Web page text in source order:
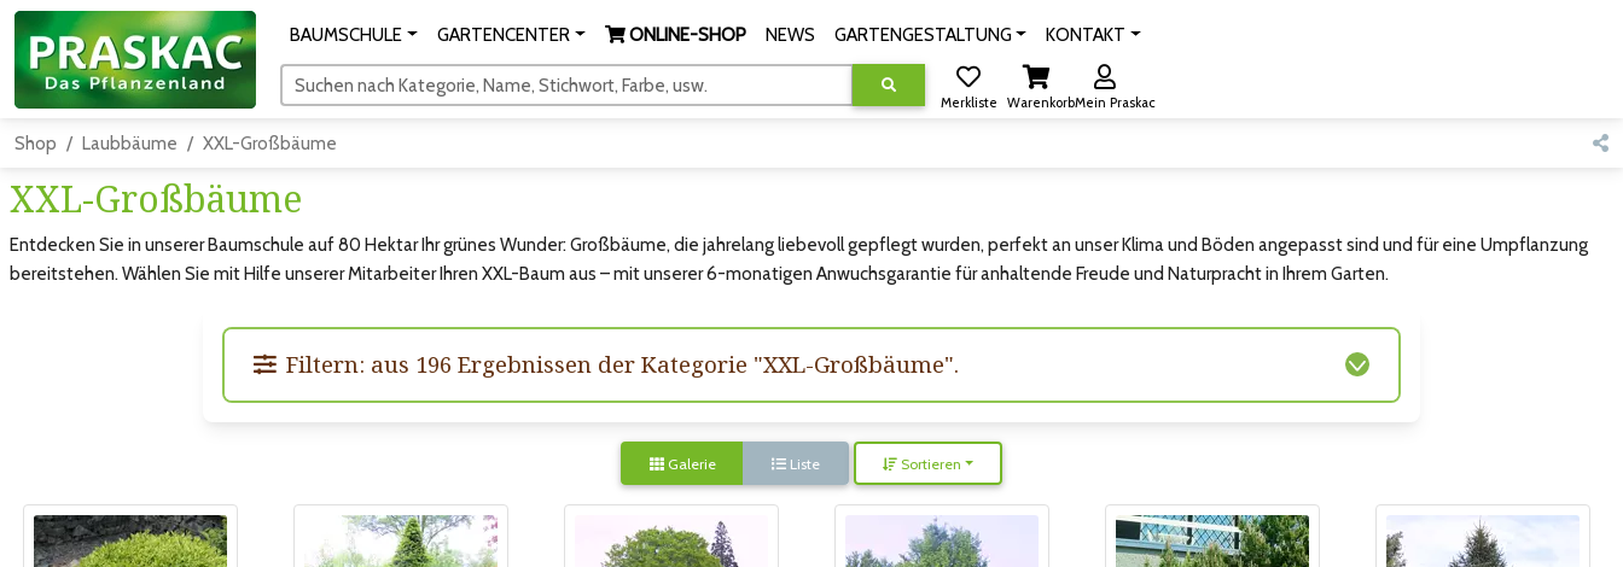
BAUMSCHULE GARTENCENTER ONLINE-SHOP NEWS GARTENGESTALTUNG KONTAKT
Suchen nach Kategorie, Name, Stichwort, Farbe, usw.
Merkliste WarenkorbMein Praskac
Shop Laubbäume XXL-Großbäume
XXL-Großbäume
Entdecken Sie in unserer Baumschule auf 80 Hektar Ihr grünes Wunder: Großbäume, die jahrelang liebevoll gepflegt wurden, perfekt an unser Klima und Böden angepasst sind und für eine Umpflanzung
bereitstehen. Wählen Sie mit Hilfe unserer Mitarbeiter Ihren XXL-Baum aus – mit unserer 6-monatigen Anwuchsgarantie für anhaltende Freude und Naturpracht in Ihrem Garten.
Filtern: aus 196 Ergebnissen der Kategorie "XXL-Großbäume".
Galerie Liste Sortieren